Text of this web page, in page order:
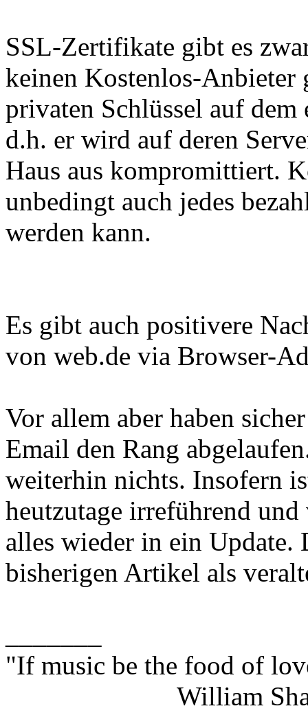
SSL-Zertifikate gibt es
keinen Kostenlos-Anbieter
privaten Schlüssel auf dem
d.h. er wird auf deren
Haus aus kompromittiert.
unbedingt auch jedes
werden kann.
Es gibt auch positivere
von web.de via Browser-
Vor allem aber haben
Email den Rang
weiterhin nichts. Insofern
heutzutage irreführend
alles wieder in ein
bisherigen Artikel als
"If music be the food of
William